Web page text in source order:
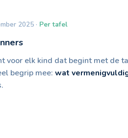
2025 · Per tafel
voor elk kind dat begint met de
begrip mee:wat